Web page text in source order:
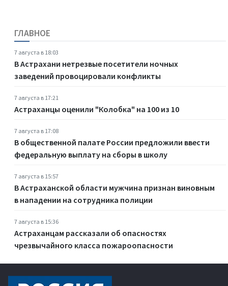
ГЛАВНОЕ
7 августа в 18:03
В Астрахани нетрезвые посетители ночных
заведений провоцировали конфликты
7 августа в 17:21
Астраханцы оценили "Колобка" на 100 из 10
7 августа в 17:08
В общественной палате России предложили ввести
федеральную выплату на сборы в школу
7 августа в 15:57
В Астраханской области мужчина признан виновным
в нападении на сотрудника полиции
7 августа в 15:36
Астраханцам рассказали об опасностях
чрезвычайного класса пожароопасности